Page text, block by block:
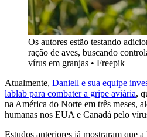
Os autores estão testando
ração de aves, buscando
vírus em granjas • Freepik
Atualmente, Daniell e sua equipe
lablab para combater a gripe aviária,
na América do Norte em três meses,
humanas nos EUA e Canadá pelo
Estudos anteriores já mostraram que